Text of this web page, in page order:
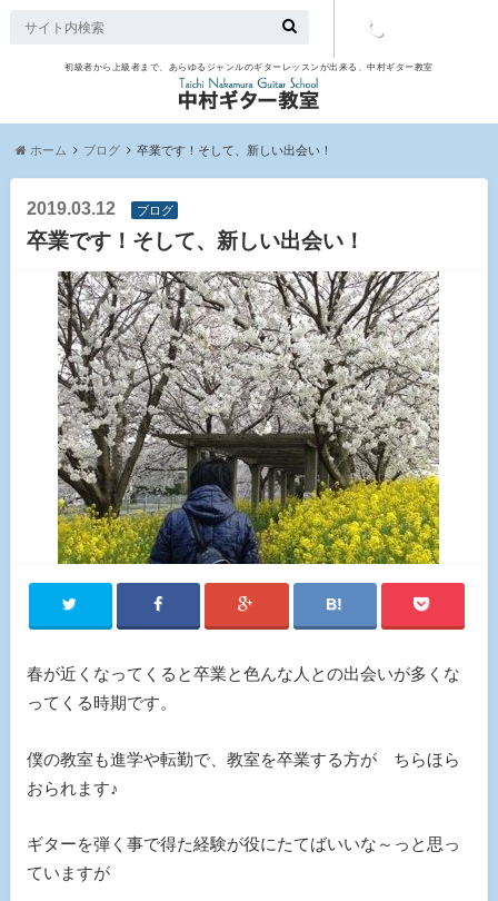
初級者から上級者まで、あらゆるジャンルのギターレッスンが出来る、中村ギター教室
ホーム ブログ 卒業です！そして、新しい出会い！
2019.03.12 ブログ
卒業です！そして、新しい出会い！
春が近くなってくると卒業と色んな人との出会いが多くな
ってくる時期です。
僕の教室も進学や転勤で、教室を卒業する方が ちらほら
おられます♪
ギターを弾く事で得た経験が役にたてばいいな～っと思っ
ていますが